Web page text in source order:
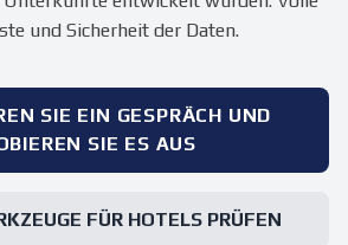
und Sicherheit der Daten.
SIE EIN GESPRÄCH UND
SIE ES AUS
FÜR HOTELS PRÜFEN